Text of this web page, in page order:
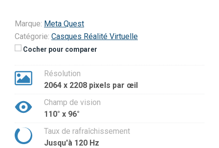
Marque: Meta Quest
Catégorie: Casques Réalité Virtuelle
Cocher pour comparer
Résolution
2064 x 2208 pixels par œil
Champ de vision
110° x 96°
Taux de rafraîchissement
Jusqu'à 120 Hz